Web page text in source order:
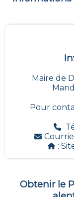
Maire de
Pour
:
Obtenir le